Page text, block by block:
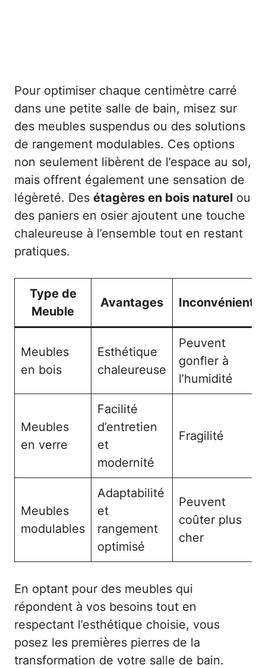
Pour optimiser chaque centimètre carré
dans une petite salle de bain, misez sur
des meubles suspendus ou des solutions
de rangement modulables. Ces options
non seulement libèrent de l’espace au sol,
mais offrent également une sensation de
légèreté. Des étagères en bois naturel ou
des paniers en osier ajoutent une touche
chaleureuse à l’ensemble tout en restant
pratiques.
Type de
Meuble
Avantages Inconvénients
Meubles
en bois
Esthétique
chaleureuse
Peuvent
gonfler à
l’humidité
Meubles
en verre
Facilité
d’entretien
et
modernité
Fragilité
Meubles
modulables
Adaptabilité
et
rangement
optimisé
Peuvent
coûter plus
cher
En optant pour des meubles qui
répondent à vos besoins tout en
respectant l’esthétique choisie, vous
posez les premières pierres de la
transformation de votre salle de bain.